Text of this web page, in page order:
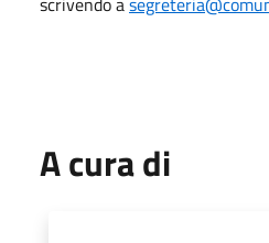
A cura di